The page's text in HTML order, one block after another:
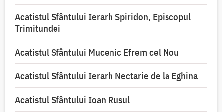
Acatistul Sfântului Ierarh Spiridon, Episcopul
Trimitundei
Acatistul Sfântului Mucenic Efrem cel Nou
Acatistul Sfântului Ierarh Nectarie de la Eghina
Acatistul Sfântului Ioan Rusul